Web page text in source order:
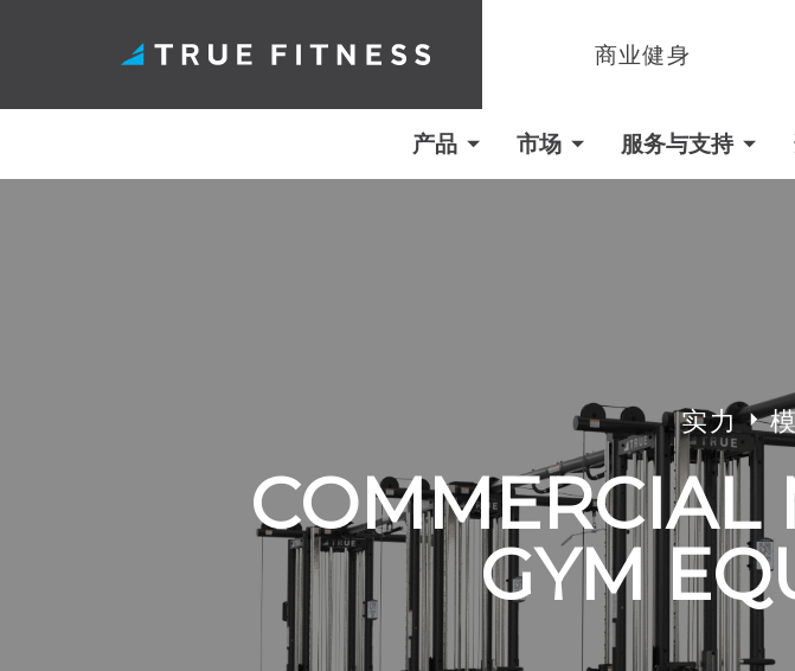
商业健身
产品 市场 服务与支持
实力
COMMERCIAL
GYM